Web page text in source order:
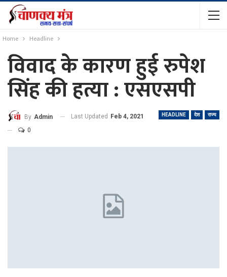
Home Headline
विवाद के कारण हुई रुपेश
सिंह की हत्या : एसएसपी
HEADLINE देश राज्य
By Admin Last Updated
Feb 4, 2021
0